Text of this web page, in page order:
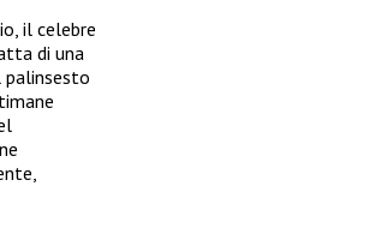
il celebre
di una
palinsesto